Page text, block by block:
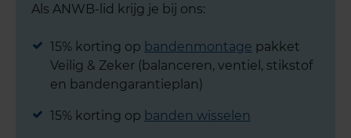
Als ANWB-lid krijg je bij ons:
15% korting op bandenmontage pakket
Veilig & Zeker (balanceren, ventiel, stikstof
en bandengarantieplan)
15% korting op banden wisselen